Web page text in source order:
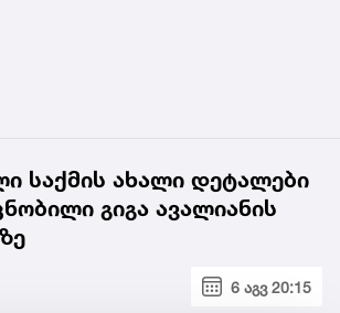
საქმის ახალი დეტალები
გიგა ავალიანის
6 აგვ 20:15